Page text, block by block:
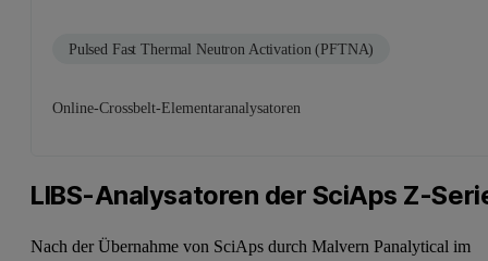
Pulsed Fast Thermal Neutron Activation (PFTNA)
Online-Crossbelt-Elementaranalysatoren
LIBS-Analysatoren der SciAps Z-
Nach der Übernahme von SciAps durch Malvern Panalytical im